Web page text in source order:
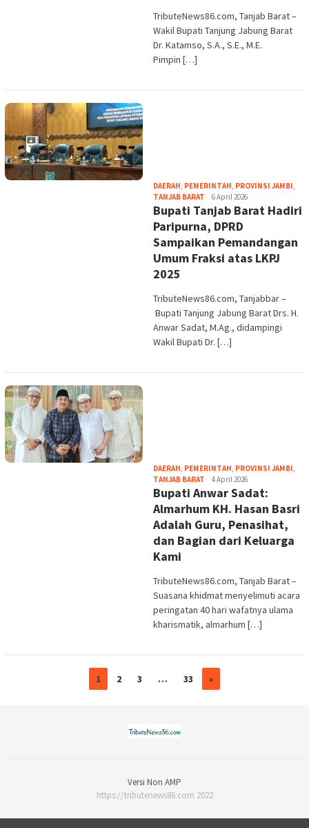
TributeNews86.com, Tanjab Barat –
‎Wakil Bupati Tanjung Jabung Barat
Dr. Katamso, S.A., S.E., M.E.
Pimpin […]
DAERAH, PEMERINTAH, PROVINSI JAMBI,
TANJAB BARAT tribute
6 April 2026
Bupati Tanjab Barat Hadiri
Paripurna, DPRD
Sampaikan Pemandangan
Umum Fraksi atas LKPJ
2025
TributeNews86.com, Tanjabbar –
Bupati Tanjung Jabung Barat Drs. H.
Anwar Sadat, M.Ag., didampingi
Wakil Bupati Dr. […]
DAERAH, PEMERINTAH, PROVINSI JAMBI,
TANJAB BARAT tribute
4 April 2026
Bupati Anwar Sadat:
Almarhum KH. Hasan Basri
Adalah Guru, Penasihat,
dan Bagian dari Keluarga
Kami
TributeNews86.com, Tanjab Barat –
Suasana khidmat menyelimuti acara
peringatan 40 hari wafatnya ulama
kharismatik, almarhum […]
1 2 3 … 33 »
Versi Non AMP
https://tributenews86.com 2022